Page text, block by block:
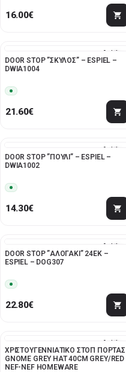
16.00€
Add to
wishlist
DOOR STOP ”ΣΚΥΛΟΣ” – ESPIEL –
DWIA1004
21.60€
Add to
wishlist
DOOR STOP ”ΠΟΥΛΙ” – ESPIEL –
DWIA1002
14.30€
Add to
wishlist
DOOR STOP ”ΑΛΟΓΑΚΙ” 24ΕΚ –
ESPIEL – DOG307
22.80€
Add to
wishlist
ΧΡΙΣΤΟΥΓΕΝΝΙΑΤΙΚΟ ΣΤΟΠ ΠΟΡΤΑΣ
GNOME GREY HAT 40CM GREY/RED
NEF-NEF HOMEWARE